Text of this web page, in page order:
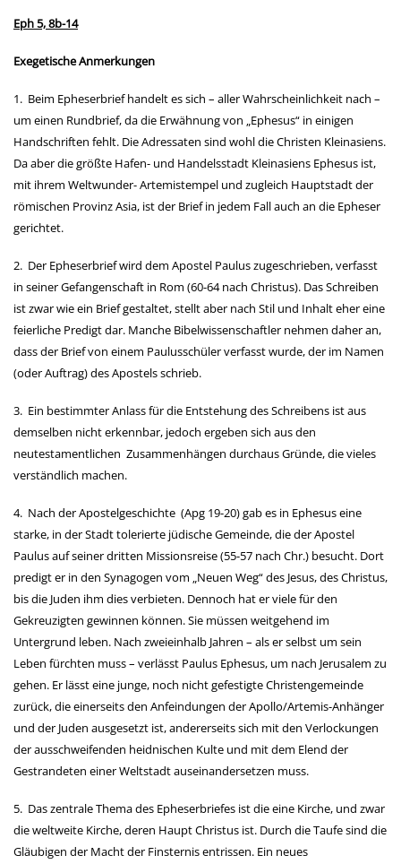
Eph 5, 8b-14
Exegetische Anmerkungen
1. Beim Epheserbrief handelt es sich – aller Wahrscheinlichkeit nach –
um einen Rundbrief, da die Erwähnung von „Ephesus“ in einigen
Handschriften fehlt. Die Adressaten sind wohl die Christen Kleinasiens.
Da aber die größte Hafen- und Handelsstadt Kleinasiens Ephesus ist,
mit ihrem Weltwunder- Artemistempel und zugleich Hauptstadt der
römischen Provinz Asia, ist der Brief in jedem Fall auch an die Epheser
gerichtet.
2. Der Epheserbrief wird dem Apostel Paulus zugeschrieben, verfasst
in seiner Gefangenschaft in Rom (60-64 nach Christus). Das Schreiben
ist zwar wie ein Brief gestaltet, stellt aber nach Stil und Inhalt eher eine
feierliche Predigt dar. Manche Bibelwissenschaftler nehmen daher an,
dass der Brief von einem Paulusschüler verfasst wurde, der im Namen
(oder Auftrag) des Apostels schrieb.
3. Ein bestimmter Anlass für die Entstehung des Schreibens ist aus
demselben nicht erkennbar, jedoch ergeben sich aus den
neutestamentlichen Zusammenhängen durchaus Gründe, die vieles
verständlich machen.
4. Nach der Apostelgeschichte (Apg 19-20) gab es in Ephesus eine
starke, in der Stadt tolerierte jüdische Gemeinde, die der Apostel
Paulus auf seiner dritten Missionsreise (55-57 nach Chr.) besucht. Dort
predigt er in den Synagogen vom „Neuen Weg“ des Jesus, des Christus,
bis die Juden ihm dies verbieten. Dennoch hat er viele für den
Gekreuzigten gewinnen können. Sie müssen weitgehend im
Untergrund leben. Nach zweieinhalb Jahren – als er selbst um sein
Leben fürchten muss– verlässt Paulus Ephesus, um nach Jerusalem zu
gehen. Er lässt eine junge, noch nicht gefestigte Christengemeinde
zurück, die einerseits den Anfeindungen der Apollo/Artemis-Anhänger
und der Juden ausgesetzt ist, andererseits sich mit den Verlockungen
der ausschweifenden heidnischen Kulte und mit dem Elend der
Gestrandeten einer Weltstadt auseinandersetzen muss.
5. Das zentrale Thema des Epheserbriefes ist die eine Kirche, und zwar
die weltweite Kirche, deren Haupt Christus ist. Durch die Taufe sind die
Gläubigen der Macht der Finsternis entrissen. Ein neues